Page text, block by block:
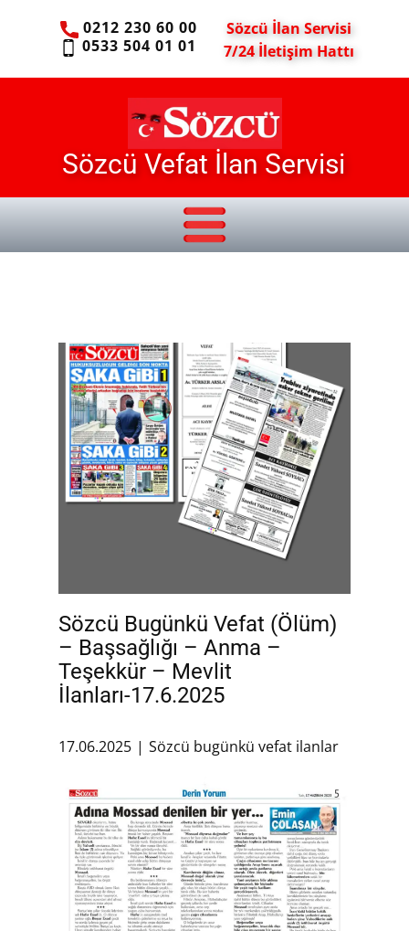
0212 230 60 00
0533 504 01 01
Sözcü İlan Servisi
7/24 İletişim Hattı
Sözcü Vefat İlan Servisi
Sözcü Bugünkü Vefat (Ölüm)
– Başsağlığı – Anma –
Teşekkür – Mevlit
İlanları-17.6.2025
17.06.2025 Sözcü bugünkü vefat ilanlar